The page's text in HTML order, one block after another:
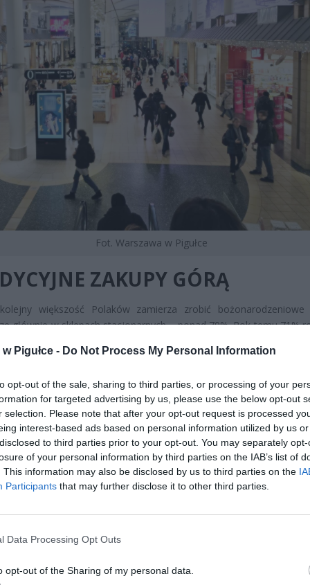
Pigułce - Do Not Process My Personal Information
opt-out of the sale, sharing to third parties, or processing of your
for targeted advertising by us, please use the below opt-out
selection. Please note that after your opt-out request is processed
interest-based ads based on personal information utilized by us
to third parties prior to your opt-out. You may separately
of your personal information by third parties on the IAB’s list of
This information may also be disclosed by us to third parties on the
Participants that may further disclose it to other third parties.
Data Processing Opt Outs
opt-out of the Sharing of my personal data.
Fot. Warszawa w Pigułce
ZAKUPY GÓRĄ
większość Polaków zamierza zrobić bożonarodzeniowe
głównie w sklepach stacjonarnych – ponad 70%. Rok temu 71%
i Grupy BLIX pt. „PLANY ZAKUPOWE POLAKÓW NA ŚWIĘTA
zakupy w swoich gospodarstwach domowych, a w
1105.